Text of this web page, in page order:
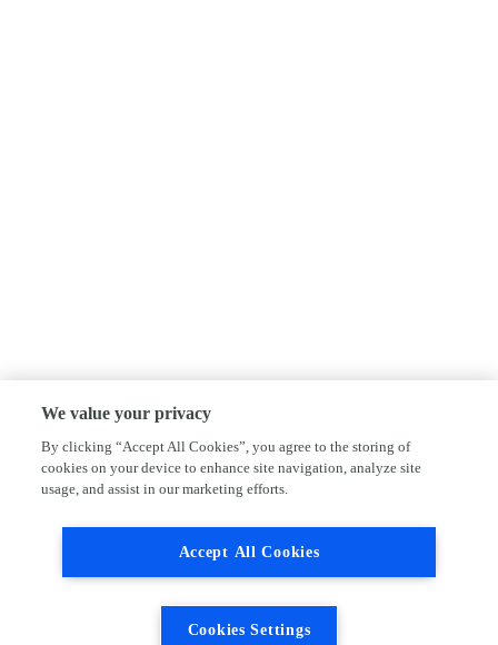
We value your privacy
By clicking “Accept All Cookies”, you agree to the storing of
cookies on your device to enhance site navigation, analyze site
usage, and assist in our marketing efforts.
Accept All Cookies
Cookies Settings